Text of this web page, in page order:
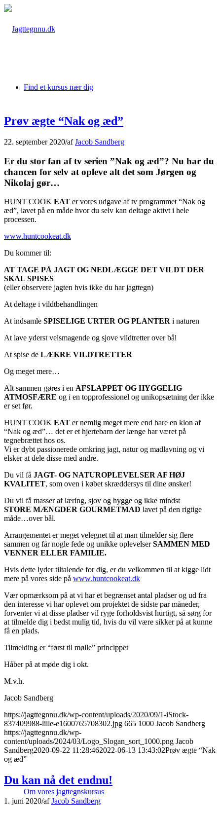
Find et kursus nær dig
Om vores jagttegnskursus
Prøv ægte “Nak og æd”
22. september 2020/afJacob Sandberg
Er du stor fan af tv serien ”Nak og æd”? Nu har du
chancen for selv at opleve alt det som Jørgen og
Nikolaj gør…
HUNT COOK EAT er vores udgave af tv programmet “Nak og
æd”, lavet på en måde hvor du selv kan deltage aktivt i hele
processen.
www.huntcookeat.dk
Du kommer til:
AT TAGE PÅ JAGT OG NEDLÆGGE DET VILDT DER
SKAL SPISES
(eller observere jagten hvis ikke du har jagttegn)
At deltage i vildtbehandlingen
At indsamle SPISELIGE URTER OG PLANTER i naturen
At lave yderst velsmagende og sjove vildtretter over bål
At spise de LÆKRE VILDTRETTER
Og meget mere…
Alt sammen gøres i en AFSLAPPET OG HYGGELIG
ATMOSFÆRE og i en topprofessionel og unikopsætning der ikke
er set før.
HUNT COOK EAT er nemlig meget mere end bare en klon af
“Nak og æd”… det er et hjertebarn der længe har været på
tegnebrættet hos os.
Vi er dybt passionerede omkring jagt, natur og madlavning og vi
elsker at dele disse med andre.
Du vil få JAGT- OG NATUROPLEVELSER AF HØJ
KVALITET, som oven i købet skræddersys til dine ønsker!
Du vil få masser af læring, sjov og hygge og ikke mindst
STORE MÆNGDER GOURMETMAD lavet på den rigtige
måde…over bål.
Arrangementet er meget velegnet til at man tilmelder sig flere
sammen og får nogle fede og unikke oplevelserSAMMEN MED
VENNER ELLER FAMILIE.
Hvis dette lyder tiltalende for dig, er du velkommen til at kigge lidt
mere på vores side på www.huntcookeat.dk
Vær opmærksom på at vi har et begrænset antal pladser og ud fra
den interesse vi har oplevet om projektet de sidste par måneder,
forventer vi at disse pladser vil ryge forholdsvist hurtigt, så sørg for
at tilmelde dig i bedst mulig tid, hvis du vil være sikker på at kunne
få en plads.
Tilmelding er “først til mølle” princippet
Håber på at møde dig i okt.
M.v.h.
Jacob Sandberg
https://jagttegnnu.dk/wp-content/uploads/2020/09/1-iStock-
837409988-lille-e1600765708302.jpg 665 1000 Jacob Sandberg
https://jagttegnnu.dk/wp-
content/uploads/2024/03/Logo_Slogan_sort_1000.png Jacob
Sandberg2020-09-22 11:28:462022-06-13 13:43:02Prøv ægte “Nak
og æd”
Du kan nå det endnu!
1. juni 2020/afJacob Sandberg